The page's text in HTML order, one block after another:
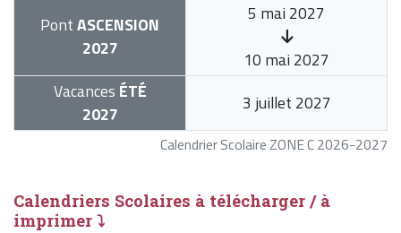
Calendrier Scolaire ZONE C 2026-2027
PontASCENSION
2027
5 mai 2027
10 mai 2027
Vacances ÉTÉ
2027
3 juillet 2027
Calendriers Scolaires à télécharger / à
imprimer ⤵